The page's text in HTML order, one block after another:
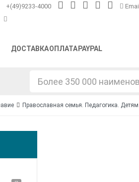
+(49)9233-4000
ДОСТАВКАОПЛАТА PAYPAL
Православная семья. Педагогика. Детям